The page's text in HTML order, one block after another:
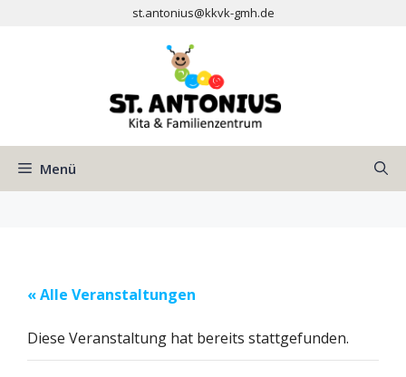
st.antonius@kkvk-gmh.de
Menü
« Alle Veranstaltungen
Diese Veranstaltung hat bereits stattgefunden.